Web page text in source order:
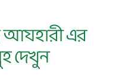
আযহারী এর
দেখুন